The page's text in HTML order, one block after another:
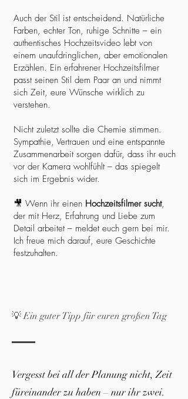
Auch der Stil ist entscheidend. Natürliche
Farben, echter Ton, ruhige Schnitte – ein
authentisches Hochzeitsvideo lebt von
einem unaufdringlichen, aber emotionalen
Erzählen. Ein erfahrener Hochzeitsfilmer
passt seinen Stil dem Paar an und nimmt
sich Zeit, eure Wünsche wirklich zu
verstehen.
Nicht zuletzt sollte die Chemie stimmen.
Sympathie, Vertrauen und eine entspannte
Zusammenarbeit sorgen dafür, dass ihr euch
vor der Kamera wohlfühlt – das spiegelt
sich im Ergebnis wider.
🎥 Wenn ihr einen Hochzeitsfilmer sucht,
der mit Herz, Erfahrung und Liebe zum
Detail arbeitet – meldet euch gern bei mir.
Ich freue mich darauf, eure Geschichte
festzuhalten.
💡 Ein guter Tipp für euren großen Tag
Vergesst bei all der Planung nicht, Zeit
füreinander zu haben – nur ihr zwei.